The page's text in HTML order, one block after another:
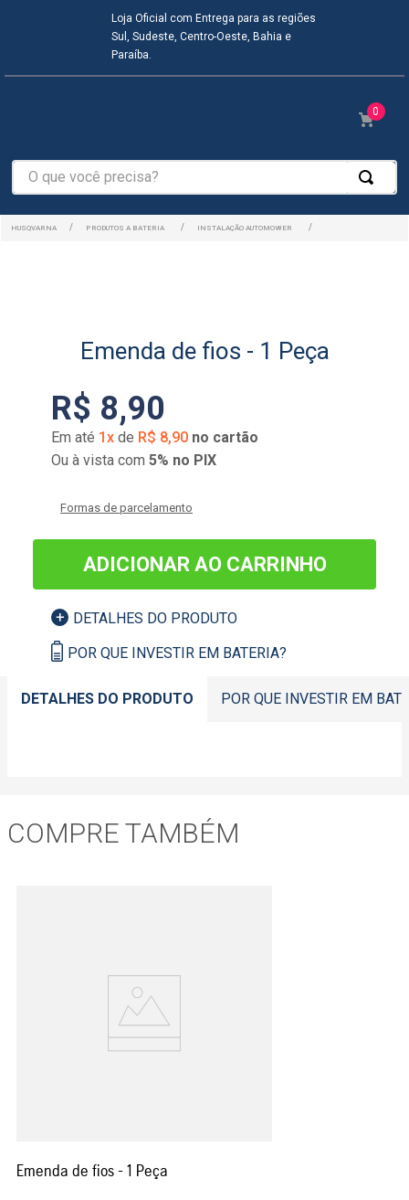
Loja Oficial com Entrega para as regiões
Sul, Sudeste, Centro-Oeste, Bahia e
Paraíba.
0
O que você precisa?
PRODUTOS A BATERIA INSTALAÇÃO AUTOMOWER
Emenda de fios - 1 Peça
R$ 8,90
Em até 1 x de R$ 8,90 no cartão
Ou à vista com 5% no PIX
Formas de parcelamento
ADICIONAR AO CARRINHO
DETALHES DO PRODUTO
POR QUE INVESTIR EM BATERIA?
DETALHES DO PRODUTO POR QUE INVESTIR EM
COMPRE TAMBÉM
Emenda de fios - 1 Peça